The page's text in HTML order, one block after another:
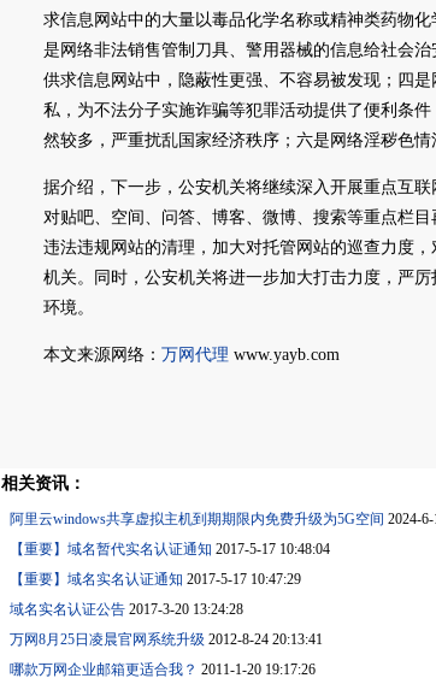
求信息网站中的大量以毒品化学名称或精神类药物
是网络非法销售管制刀具、警用器械的信息给社会
供求信息网站中，隐蔽性更强、不容易被发现；四
私，为不法分子实施诈骗等犯罪活动提供了便利条
然较多，严重扰乱国家经济秩序；六是网络淫秽色
据介绍，下一步，公安机关将继续深入开展重点互
对贴吧、空间、问答、博客、微博、搜索等重点栏
违法违规网站的清理，加大对托管网站的巡查力度
机关。同时，公安机关将进一步加大打击力度，严
环境。
本文来源网络： 万网代理 www.yayb.com
相关资讯：
阿里云windows共享虚拟主机到期期限内免费升级为5G空间 2024-
【重要】域名暂代实名认证通知 2017-5-17 10:48:04
【重要】域名实名认证通知 2017-5-17 10:47:29
域名实名认证公告 2017-3-20 13:24:28
万网8月25日凌晨官网系统升级 2012-8-24 20:13:41
哪款万网企业邮箱更适合我？ 2011-1-20 19:17:26